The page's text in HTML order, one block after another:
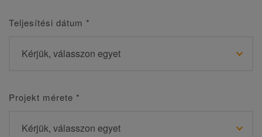
Teljesítési dátum *
Projekt mérete *